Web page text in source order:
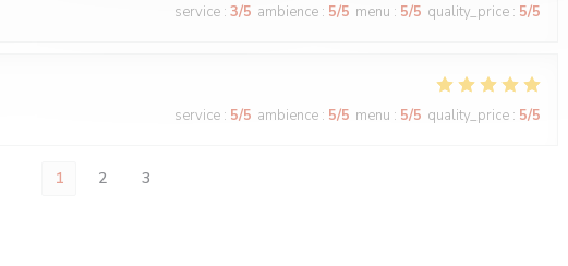
service : 3/5 ambience : 5/5 menu : 5/5 quality_price : 5/5
service : 5/5 ambience : 5/5 menu : 5/5 quality_price : 5/5
1 2 3